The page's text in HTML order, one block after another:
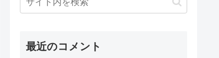
最近のコメント